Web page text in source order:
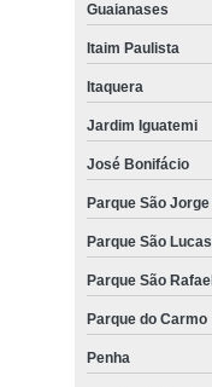
Guaianases
Itaim Paulista
Itaquera
Jardim Iguatemi
José Bonifácio
Parque São Jorge
Parque São Lucas
Parque São Rafael
Parque do Carmo
Penha